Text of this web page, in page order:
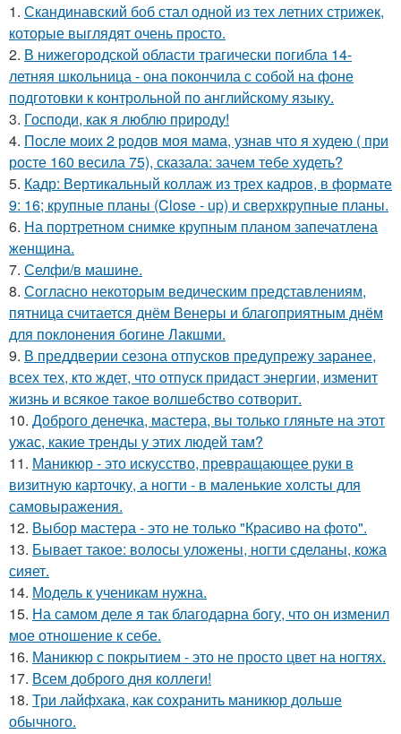
1. Скандинавский боб стал одной из тех летних стрижек,
которые выглядят очень просто.
2. В нижегородской области трагически погибла 14-
летняя школьница - она покончила с собой на фоне
подготовки к контрольной по английскому языку.
3. Господи, как я люблю природу!
4. После моих 2 родов моя мама, узнав что я худею ( при
росте 160 весила 75), сказала: зачем тебе худеть?
5. Кадр: Вертикальный коллаж из трех кадров, в формате
9: 16; крупные планы (Close - up) и сверхкрупные планы.
6. На портретном снимке крупным планом запечатлена
женщина.
7. Селфи/в машине.
8. Согласно некоторым ведическим представлениям,
пятница считается днём Венеры и благоприятным днём
для поклонения богине Лакшми.
9. В преддверии сезона отпусков предупрежу заранее,
всех тех, кто ждет, что отпуск придаст энергии, изменит
жизнь и всякое такое волшебство сотворит.
10. Доброго денечка, мастера, вы только гляньте на этот
ужас, какие тренды у этих людей там?
11. Маникюр - это искусство, превращающее руки в
визитную карточку, а ногти - в маленькие холсты для
самовыражения.
12. Выбор мастера - это не только "Красиво на фото".
13. Бывает такое: волосы уложены, ногти сделаны, кожа
сияет.
14. Модель к ученикам нужна.
15. На самом деле я так благодарна богу, что он изменил
мое отношение к себе.
16. Маникюр с покрытием - это не просто цвет на ногтях.
17. Всем доброго дня коллеги!
18. Три лайфхака, как сохранить маникюр дольше
обычного.